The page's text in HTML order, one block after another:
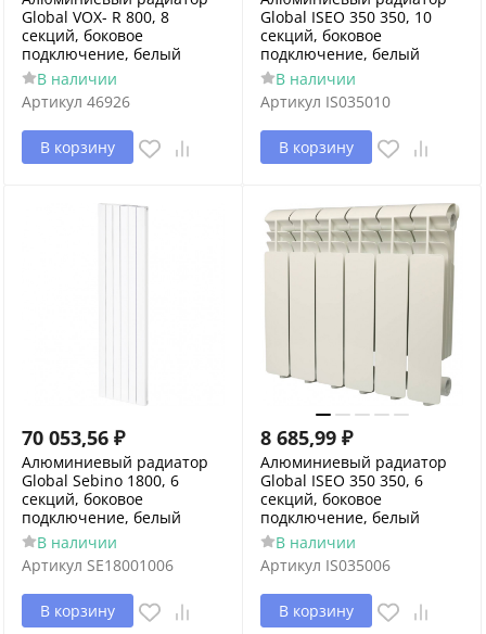
Global VOX- R 800, 8
секций, боковое
подключение, белый
В наличии
Артикул 46926
В корзину
Global ISEO 350 350, 10
секций, боковое
подключение, белый
В наличии
Артикул IS035010
В корзину
70 053,56 ₽
Алюминиевый радиатор
Global Sebino 1800, 6
секций, боковое
подключение, белый
В наличии
Артикул SE18001006
В корзину
8 685,99 ₽
Алюминиевый радиатор
Global ISEO 350 350, 6
секций, боковое
подключение, белый
В наличии
Артикул IS035006
В корзину